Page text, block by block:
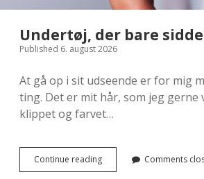
Undertøj, der bare
Published 6. august 2026
At gå op i sit udseende er for mig
ting. Det er mit hår, som jeg gerne
klippet og farvet…
Continue readingUndertøj,
der
Comments